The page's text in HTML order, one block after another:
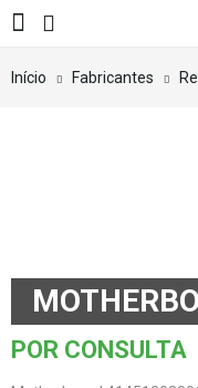
Início Fabricantes
POR CONSULTA